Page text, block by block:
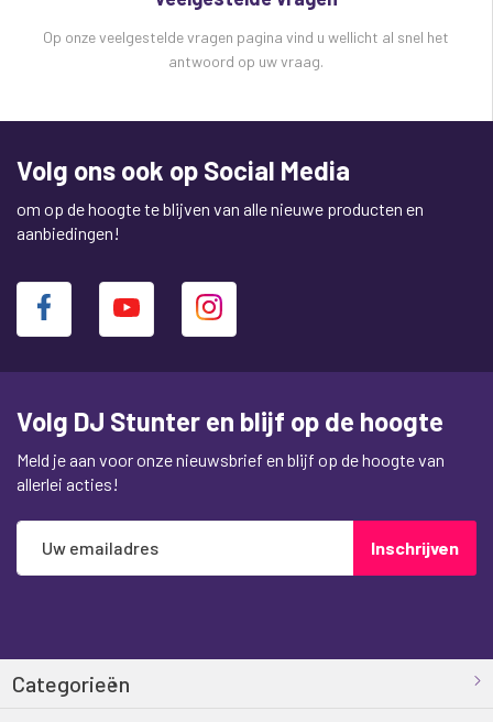
Op onze veelgestelde vragen pagina vind u wellicht al snel het
antwoord op uw vraag.
Volg ons ook op Social Media
om op de hoogte te blijven van alle nieuwe producten en
aanbiedingen!
Volg DJ Stunter en blijf op de hoogte
Meld je aan voor onze nieuwsbrief en blijf op de hoogte van
allerlei acties!
Abonneer
op
Inschrijven
Categorieën